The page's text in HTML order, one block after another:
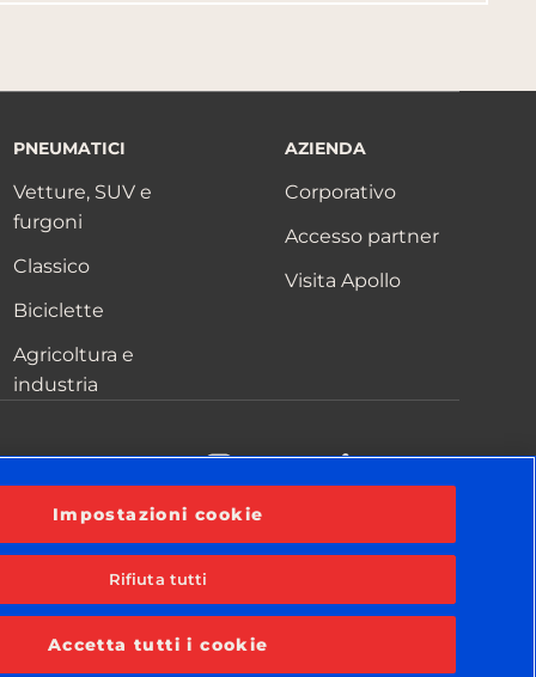
PNEUMATICI
Vetture, SUV e
furgoni
Classico
Biciclette
Agricoltura e
industria
AZIENDA
Corporativo
Accesso partner
Visita Apollo
Termini e condizioni
Impostazioni cookie
Rifiuta tutti
Accetta tutti i cookie